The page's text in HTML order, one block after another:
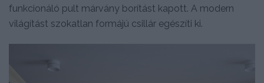
funkcionáló pult márvány borítást kapott. A modern
világítást szokatlan formájú csillár egészíti ki.